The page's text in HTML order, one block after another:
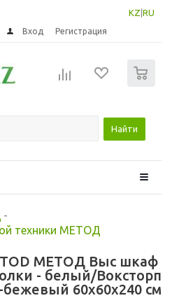
KZ RU
Вход Регистрация
Найти
-
техники МЕТОД
МЕТОД Выс шкаф
- белый/Воксторп
60x60x240 см